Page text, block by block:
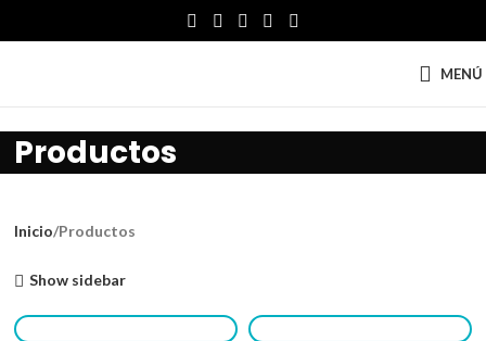
MENÚ
Productos
Inicio Productos
Show sidebar